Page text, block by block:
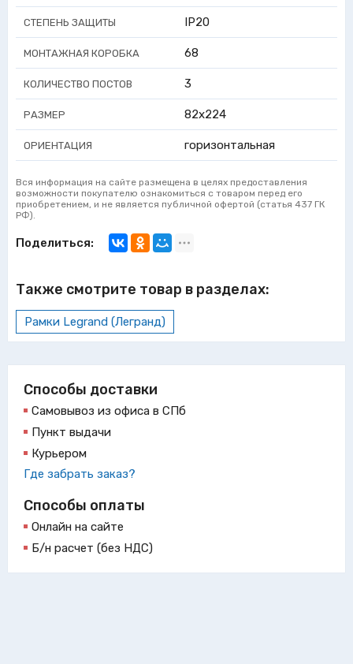
СТЕПЕНЬ ЗАЩИТЫ IP20
МОНТАЖНАЯ КОРОБКА 68
КОЛИЧЕСТВО ПОСТОВ 3
РАЗМЕР 82x224
ОРИЕНТАЦИЯ горизонтальная
Вся информация на сайте размещена в целях предоставления
возможности покупателю ознакомиться с товаром перед его
приобретением, и не является публичной офертой (статья 437 ГК
РФ).
Поделиться:
Также смотрите товар в разделах:
Рамки Legrand (Легранд)
Способы доставки
Самовывоз из офиса в СПб
Пункт выдачи
Курьером
Где забрать заказ?
Способы оплаты
Онлайн на сайте
Б/н расчет (без НДС)